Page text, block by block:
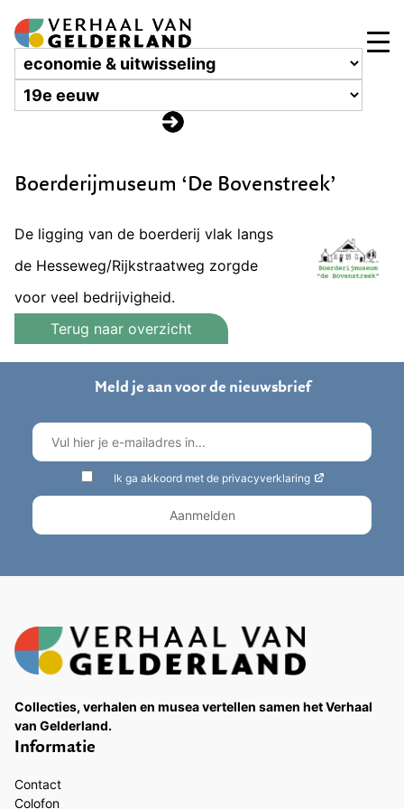
Boerderijmuseum ‘De Bovenstreek’
De ligging van de boerderij vlak langs
de Hesseweg/Rijkstraatweg zorgde
voor veel bedrijvigheid.
Terug naar overzicht
Meld je aan voor de nieuwsbrief
Ik ga akkoord met de privacyverklaring
Collecties, verhalen en musea vertellen samen het Verhaal
van Gelderland.
Informatie
Contact
Colofon